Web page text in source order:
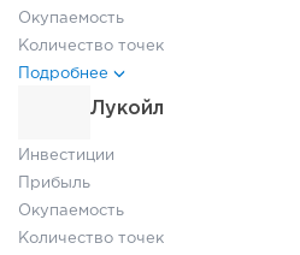
Окупаемость
Количество точек
Подробнее
Лукойл
Инвестиции
Прибыль
Окупаемость
Количество точек